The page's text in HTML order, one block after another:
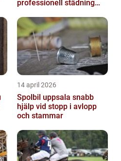
professionell städning
starkare varum...
14 april 2026
Spolbil uppsala snabb
hjälp vid stopp i avlopp
och stammar